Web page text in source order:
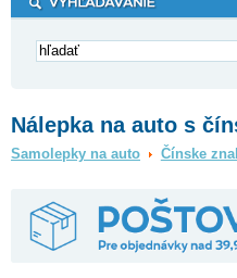
Nálepka na auto s
Samolepky na auto Čínske